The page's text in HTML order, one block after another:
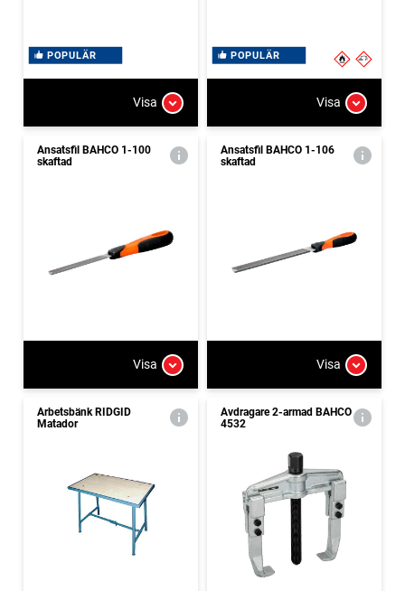
POPULÄR
Visa
POPULÄR
Visa
Ansatsfil BAHCO 1-100
skaftad
Visa
Ansatsfil BAHCO 1-106
skaftad
Visa
Arbetsbänk RIDGID
Matador
Avdragare 2-armad BAHCO
4532